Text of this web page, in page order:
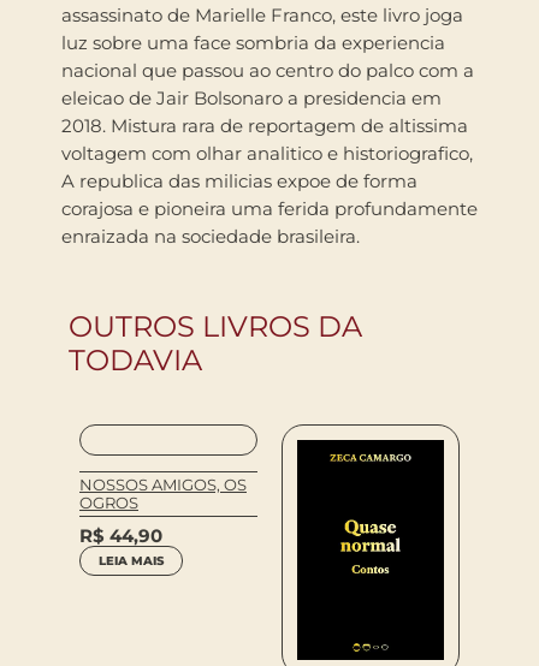
assassinato de Marielle Franco, este livro joga
luz sobre uma face sombria da experiencia
nacional que passou ao centro do palco com a
eleicao de Jair Bolsonaro a presidencia em
2018. Mistura rara de reportagem de altissima
voltagem com olhar analitico e historiografico,
A republica das milicias expoe de forma
corajosa e pioneira uma ferida profundamente
enraizada na sociedade brasileira.
OUTROS LIVROS DA
TODAVIA
NOSSOS AMIGOS, OS
OGROS
R$ 44,90
LEIA MAIS